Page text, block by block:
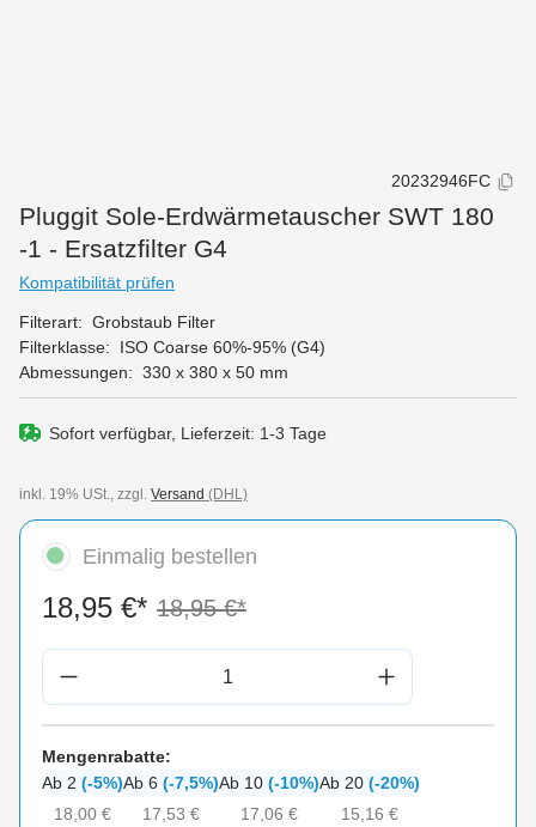
20232946FC
Pluggit Sole-Erdwärmetauscher SWT 180
-1 - Ersatzfilter G4
Kompatibilität prüfen
Filterart: Grobstaub Filter
Filterklasse:
ISO Coarse 60%-95% (G4)
Abmessungen: 330 x 380 x 50 mm
Sofort verfügbar, Lieferzeit: 1-3 Tage
inkl. 19% USt., zzgl. Versand (DHL)
Einmalig bestellen
Produkt Anzahl: Gib den gewünschten
18,95 €* 18,95 €*
Mengenrabatte:
Ab 2 (-5%)
18,00 €
Ab 6 (-7,5%)
17,53 €
Ab 10 (-10%)
17,06 €
Ab 20 (-20%)
15,16 €